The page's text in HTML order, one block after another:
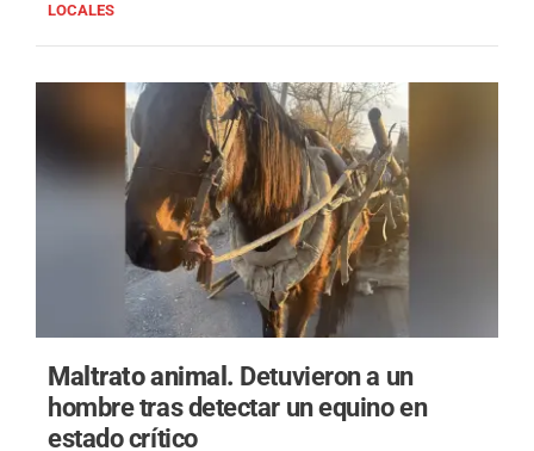
LOCALES
Maltrato animal. Detuvieron a un
hombre tras detectar un equino en
estado crítico